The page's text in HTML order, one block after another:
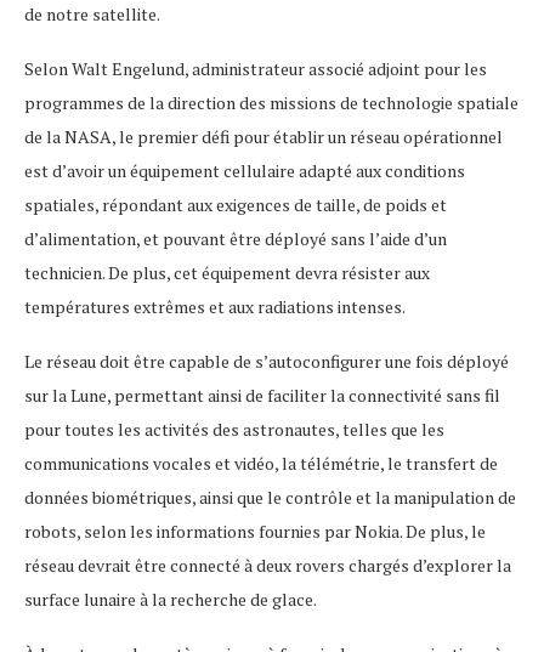
de notre satellite.
Selon Walt Engelund, administrateur associé adjoint pour les
programmes de la direction des missions de technologie spatiale
de la NASA, le premier défi pour établir un réseau opérationnel
est d’avoir un équipement cellulaire adapté aux conditions
spatiales, répondant aux exigences de taille, de poids et
d’alimentation, et pouvant être déployé sans l’aide d’un
technicien. De plus, cet équipement devra résister aux
températures extrêmes et aux radiations intenses.
Le réseau doit être capable de s’autoconfigurer une fois déployé
sur la Lune, permettant ainsi de faciliter la connectivité sans fil
pour toutes les activités des astronautes, telles que les
communications vocales et vidéo, la télémétrie, le transfert de
données biométriques, ainsi que le contrôle et la manipulation de
robots, selon les informations fournies par Nokia. De plus, le
réseau devrait être connecté à deux rovers chargés d’explorer la
surface lunaire à la recherche de glace.